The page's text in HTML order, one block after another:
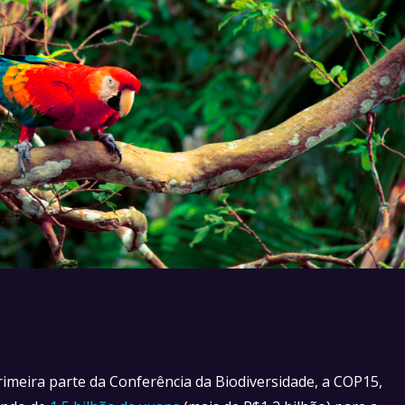
parte da Conferência da Biodiversidade, a COP15,